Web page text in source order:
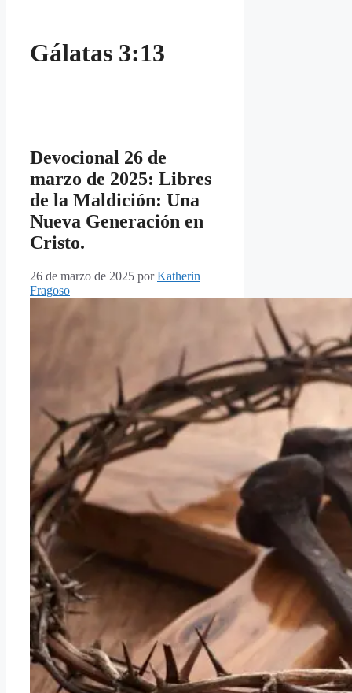
Gálatas 3:13
Devocional 26 de
marzo de 2025: Libres
de la Maldición: Una
Nueva Generación en
Cristo.
26 de marzo de 2025 porKatherin
Fragoso